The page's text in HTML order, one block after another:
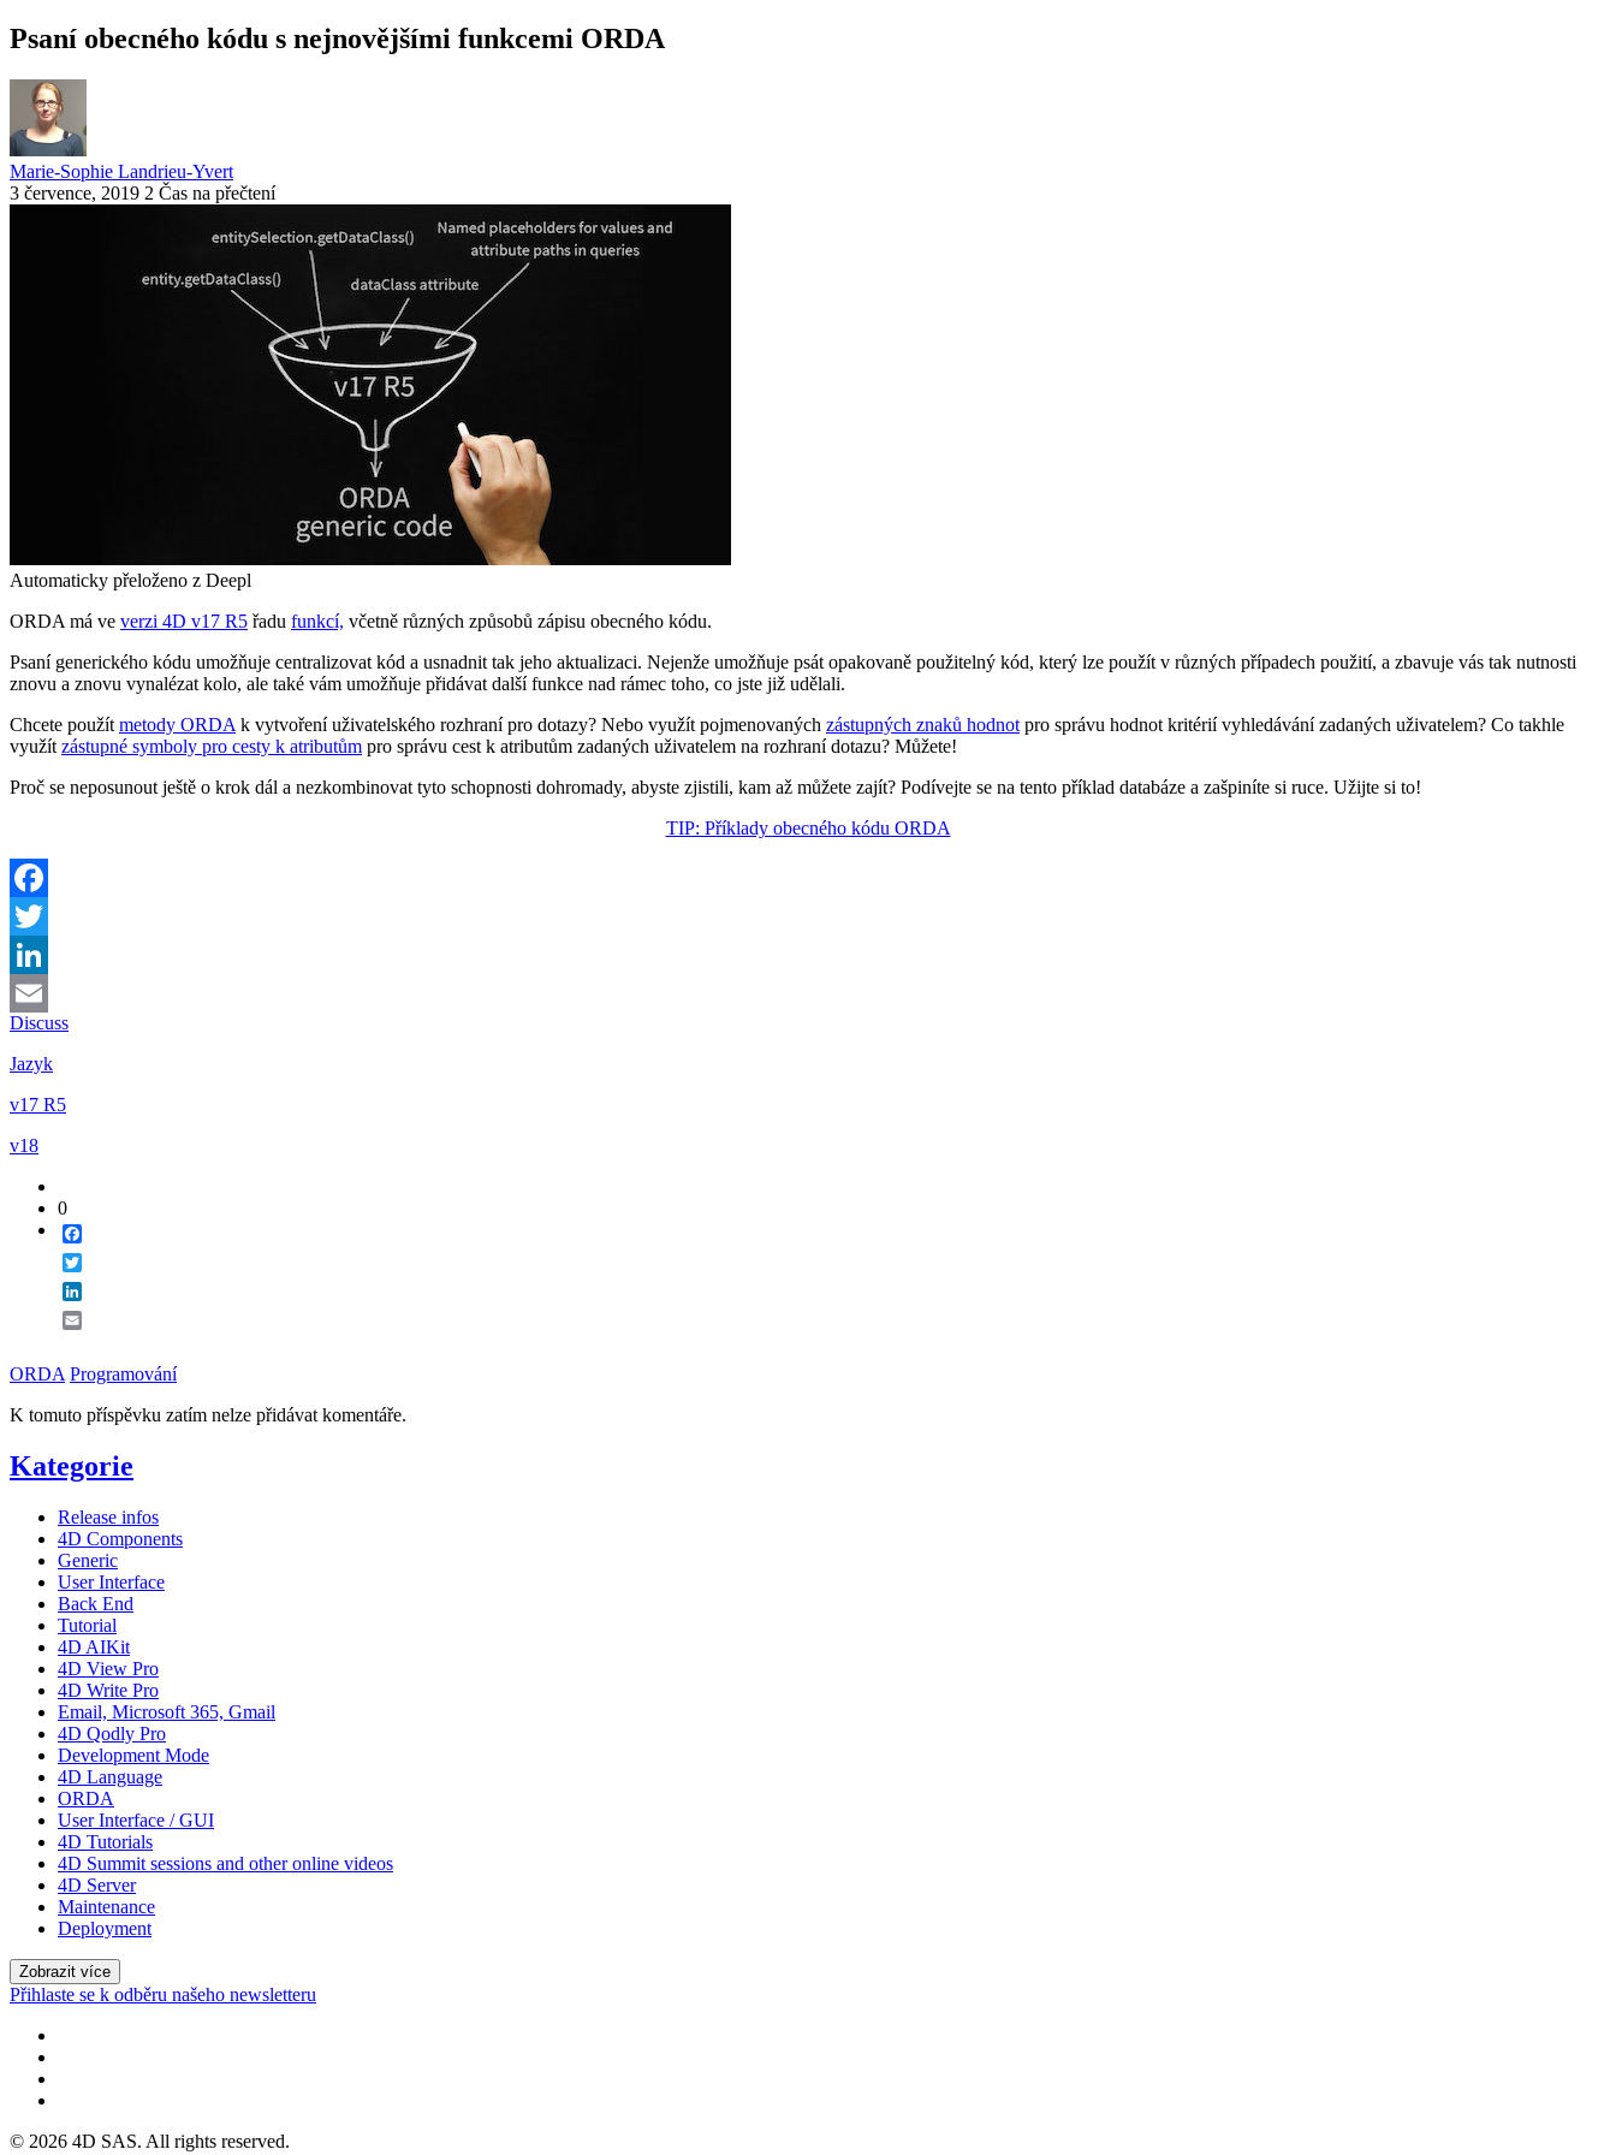
Psaní obecného kódu s nejnovějšími funkcemi ORDA
Marie-Sophie Landrieu-Yvert
3 července, 2019 2 Čas na přečtení
Automaticky přeloženo z Deepl
ORDA má ve verzi 4D v17 R5 řadu funkcí, včetně různých způsobů zápisu obecného kódu.
Psaní generického kódu umožňuje centralizovat kód a usnadnit tak jeho aktualizaci. Nejenže umožňuje psát opakovaně použitelný kód, který lze použít v různých případech použití, a zbavuje vás tak nutnosti
znovu a znovu vynalézat kolo, ale také vám umožňuje přidávat další funkce nad rámec toho, co jste již udělali.
Chcete použít metody ORDA k vytvoření uživatelského rozhraní pro dotazy? Nebo využít pojmenovaných zástupných znaků hodnot pro správu hodnot kritérií vyhledávání zadaných uživatelem? Co takhle
využít zástupné symboly pro cesty k atributům pro správu cest k atributům zadaných uživatelem na rozhraní dotazu? Můžete!
Proč se neposunout ještě o krok dál a nezkombinovat tyto schopnosti dohromady, abyste zjistili, kam až můžete zajít? Podívejte se na tento příklad databáze a zašpiníte si ruce. Užijte si to!
TIP: Příklady obecného kódu ORDA
Facebook
Twitter
LinkedIn
Email
Discuss
Jazyk
v17 R5
v18
0
ORDA Programování
K tomuto příspěvku zatím nelze přidávat komentáře.
Kategorie
Release infos
4D Components
Generic
User Interface
Back End
Tutorial
4D AIKit
4D View Pro
4D Write Pro
Email, Microsoft 365, Gmail
4D Qodly Pro
Development Mode
4D Language
ORDA
User Interface / GUI
4D Tutorials
4D Summit sessions and other online videos
4D Server
Maintenance
Deployment
Zobrazit více
Přihlaste se k odběru našeho newsletteru
© 2026 4D SAS. All rights reserved.